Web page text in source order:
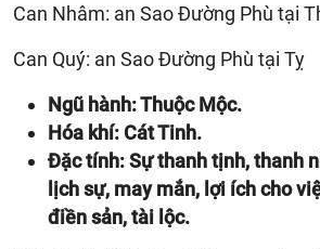
Can Nhâm: an Sao Đường Phù tại
Can Quý: an Sao Đường Phù tại Tỵ
Ngũ hành: Thuộc Mộc.
Hóa khí: Cát Tinh.
Đặc tính: Sự thanh tịnh, thanh
lịch sự, may mắn, lợi ích cho
điền sản, tài lộc.